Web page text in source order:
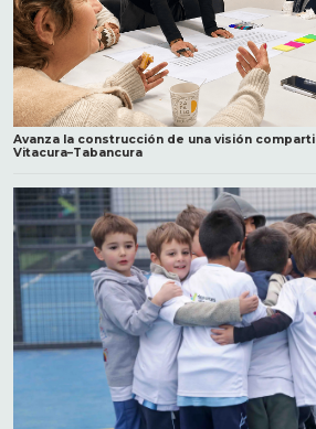
Avanza la construcción de una visión
Vitacura–Tabancura